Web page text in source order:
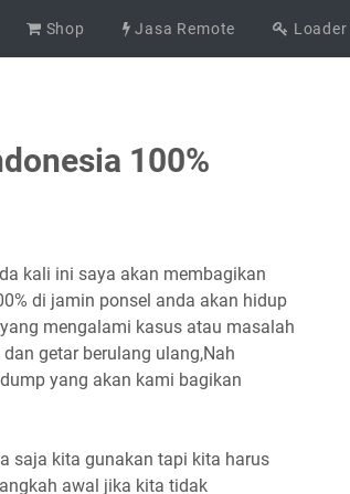
Shop Jasa Remote Loader
100%
kali ini saya akan membagikan
di jamin ponsel anda akan hidup
mengalami kasus atau masalah
getar berulang ulang,Nah
yang akan kami bagikan
saja kita gunakan tapi kita harus
awal jika kita tidak